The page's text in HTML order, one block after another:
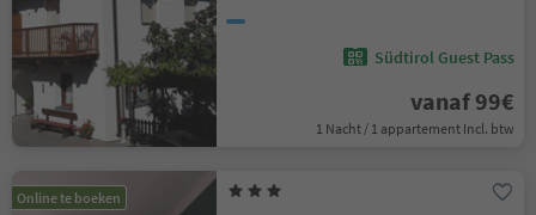
Südtirol Guest Pass
vanaf 99€
1 Nacht / 1 appartement Incl. btw
Online te boeken